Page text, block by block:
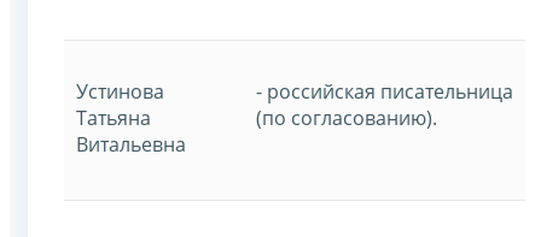
Устинова
Татьяна
Витальевна
- российская писательница
(по согласованию).